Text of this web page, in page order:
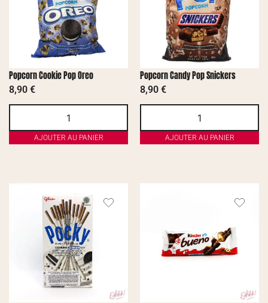
Popcorn Cookie Pop Oreo
8,90 €
AJOUTER AU PANIER
Popcorn Candy Pop Snickers
8,90 €
AJOUTER AU PANIER